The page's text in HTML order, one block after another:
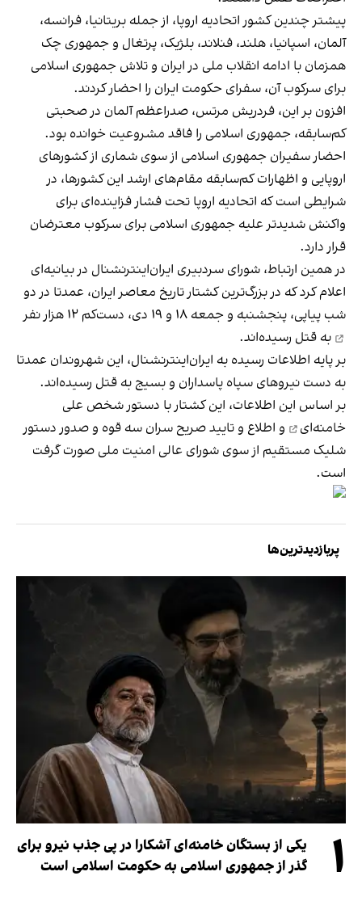
پیشتر چندین کشور اتحادیه اروپا، از جمله بریتانیا، فرانسه،
آلمان، اسپانیا، هلند، فنلاند، بلژیک، پرتغال و جمهوری چک
همزمان با ادامه انقلاب ملی در ایران و تلاش جمهوری اسلامی
برای سرکوب آن، سفرای حکومت ایران را احضار کردند.
افزون بر این، فردریش مرتس، صدراعظم آلمان در صحبتی
کم‌سابقه، جمهوری اسلامی را فاقد مشروعیت خوانده بود.
احضار سفیران جمهوری اسلامی از سوی شماری از کشورهای
اروپایی و اظهارات کم‌سابقه مقام‌های ارشد این کشورها، در
شرایطی است که اتحادیه اروپا تحت فشار فزاینده‌ای برای
واکنش شدیدتر علیه جمهوری اسلامی برای سرکوب معترضان
قرار دارد.
در همین ارتباط، شورای سردبیری ایران‌اینترنشنال در بیانیه‌ای
اعلام کرد که در بزرگ‌ترین کشتار تاریخ معاصر ایران، عمدتا در دو
شب پیاپی، پنجشنبه و جمعه ۱۸ و ۱۹ دی‌،
دست‌کم ۱۲ هزار نفر
به قتل رسیده‌اند.
بر پایه اطلاعات رسیده به ایران‌اینترنشنال، این شهروندان عمدتا
به دست نیروهای سپاه پاسداران و بسیج به قتل رسیده‌اند.
بر اساس این اطلاعات، این کشتاربا دستور شخص علی
خامنه‌ای
و اطلاع و تایید صریح سران سه قوه و صدور دستور
شلیک مستقیم از سوی شورای عالی امنیت ملی صورت گرفت
است.
پربازدیدترین‌ها
۱
یکی از بستگان خامنه‌ای آشکارا در پی جذب نیرو برای
گذر از جمهوری اسلامی به حکومت اسلامی است